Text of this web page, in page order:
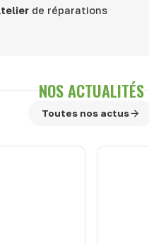
de réparations
NOS ACTUALITÉS
Toutes nos actus